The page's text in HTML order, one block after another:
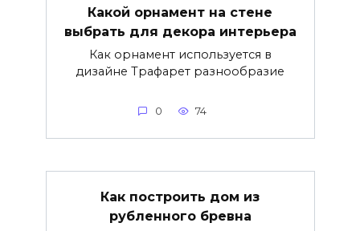
Какой орнамент на стене
выбрать для декора интерьера
Как орнамент используется в
дизайне Трафарет разнообразие
0 74
Как построить дом из
рубленного бревна